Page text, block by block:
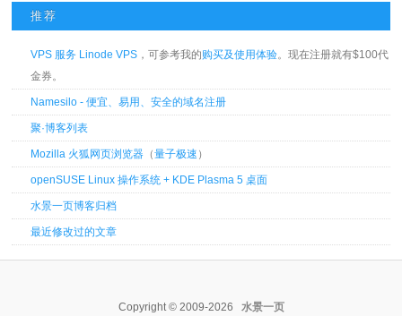
推荐
VPS 服务 Linode VPS ，可参考我的购买及使用体验。现在注册就有$100代
金券。
Namesilo - 便宜、易用、安全的域名注册
聚·博客列表
Mozilla 火狐网页浏览器 （量子极速 ）
openSUSE Linux 操作系统 + KDE Plasma 5 桌面
水景一页博客归档
最近修改过的文章
Copyright © 2009-2026 水景一页